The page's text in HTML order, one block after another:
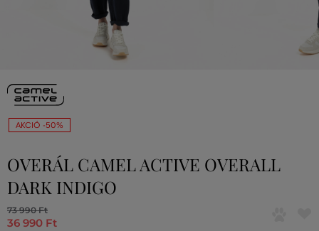
AKCIÓ -50%
OVERÁL CAMEL ACTIVE OVERALL
DARK INDIGO
73 990 Ft
36 990 Ft